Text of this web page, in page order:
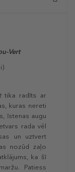
Vert
tika radīts ar
kuras nereti
īstenas augu
rada vēl
un uztvert
nozūd zaļo
ka šī
Patiess